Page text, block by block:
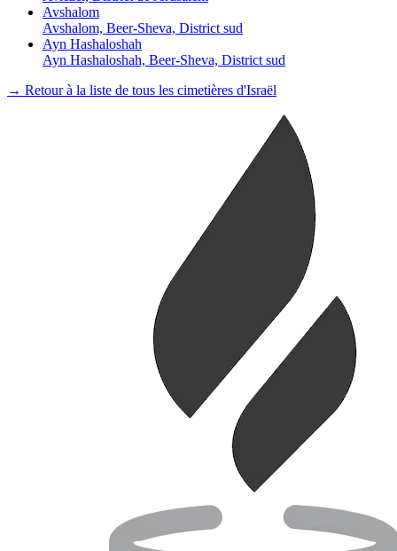
Avshalom
Avshalom, Beer-Sheva, District sud
Ayn Hashaloshah
Ayn Hashaloshah, Beer-Sheva, District sud
→ Retour à la liste de tous les cimetières d'Israël